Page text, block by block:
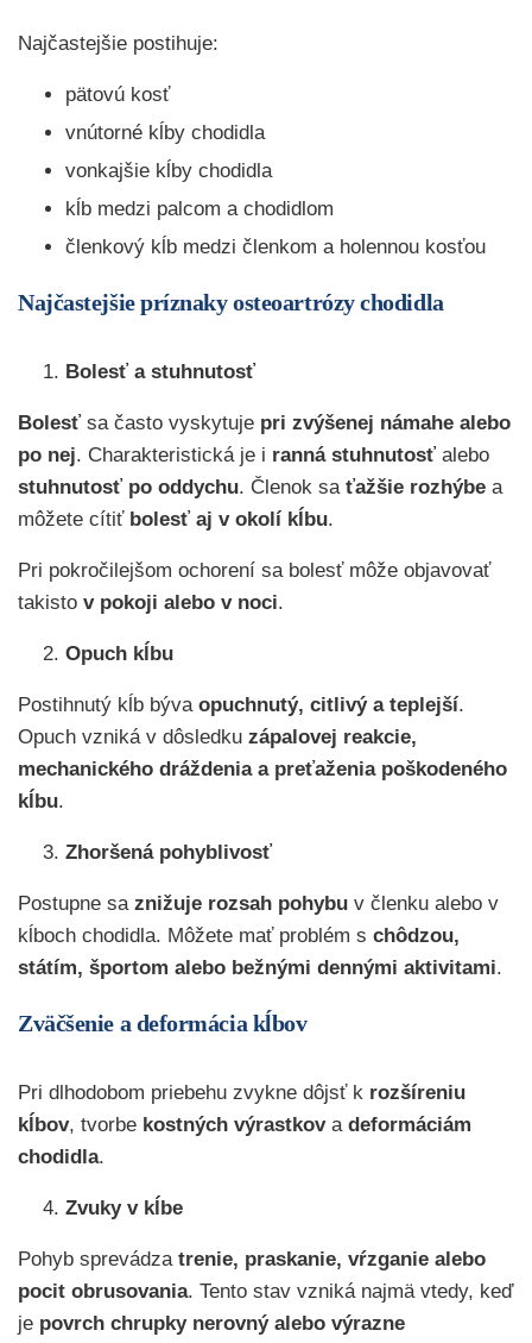
Najčastejšie postihuje:
pätovú kosť
vnútorné kĺby chodidla
vonkajšie kĺby chodidla
kĺb medzi palcom a chodidlom
členkový kĺb medzi členkom a holennou kosťou
Najčastejšie príznaky osteoartrózy chodidla
Bolesť a stuhnutosť
Bolesť sa často vyskytuje pri zvýšenej námahe alebo
po nej. Charakteristická je i ranná stuhnutosť alebo
stuhnutosť po oddychu. Členok sa ťažšie rozhýbe a
môžete cítiť bolesť aj v okolí kĺbu.
Pri pokročilejšom ochorení sa bolesť môže objavovať
takisto v pokoji alebo v noci.
Opuch kĺbu
Postihnutý kĺb býva opuchnutý, citlivý a teplejší.
Opuch vzniká v dôsledku zápalovej reakcie,
mechanického dráždenia a preťaženia poškodeného
kĺbu.
Zhoršená pohyblivosť
Postupne sa znižuje rozsah pohybu v členku alebo v
kĺboch chodidla. Môžete mať problém s chôdzou,
státím, športom alebo bežnými dennými aktivitami.
Zväčšenie a deformácia kĺbov
Pri dlhodobom priebehu zvykne dôjsť k rozšíreniu
kĺbov, tvorbe kostných výrastkova deformáciám
chodidla.
Zvuky v kĺbe
Pohyb sprevádza trenie, praskanie, vŕzganie alebo
pocit obrusovania. Tento stav vzniká najmä vtedy, keď
je povrch chrupky nerovný alebo výrazne